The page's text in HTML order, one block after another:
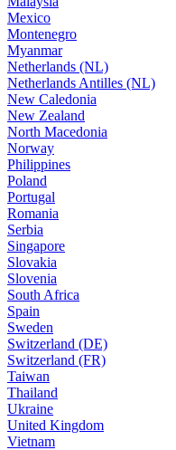
Mexico
Montenegro
Myanmar
Netherlands (NL)
Netherlands Antilles (NL)
New Caledonia
New Zealand
North Macedonia
Norway
Philippines
Poland
Portugal
Romania
Serbia
Singapore
Slovakia
Slovenia
South Africa
Spain
Sweden
Switzerland (DE)
Switzerland (FR)
Taiwan
Thailand
Ukraine
United Kingdom
Vietnam